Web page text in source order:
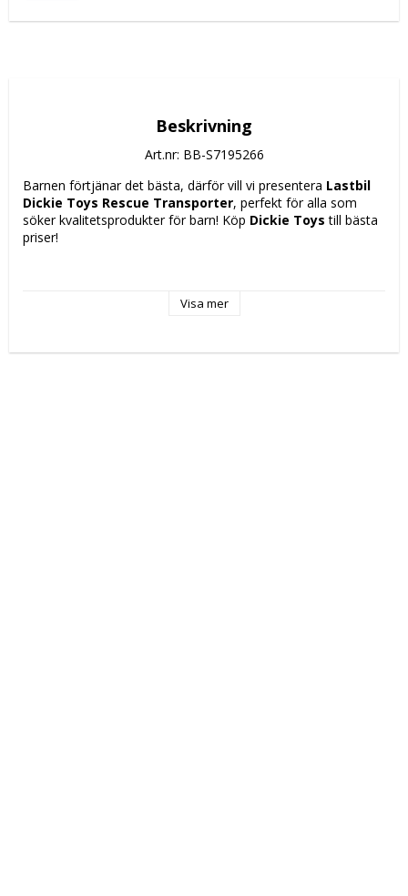
Beskrivning
Art.nr: BB-S7195266
Barnen förtjänar det bästa, därför vill vi presentera Lastbil
Dickie Toys Rescue Transporter, perfekt för alla som
söker kvalitetsprodukter för barn! Köp Dickie Toys till bästa
priser!
Visa mer